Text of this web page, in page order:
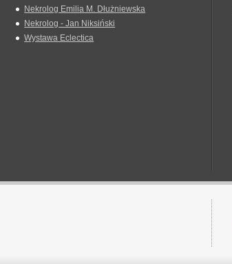
Nekrolog Emilia M. Dłużniewska
Nekrolog - Jan Niksiński
Wystawa Eclectica